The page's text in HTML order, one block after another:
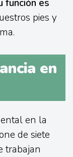
función es
pies y
en
en la
de siete
trabajan